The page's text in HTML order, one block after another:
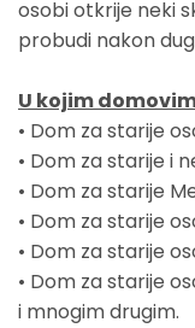
osobi otkrije neki
probudi nakon
U kojim
• Dom za starije
• Dom za starije i
• Dom za starije
• Dom za starije
• Dom za starije
• Dom za starije
i mnogim drugim.